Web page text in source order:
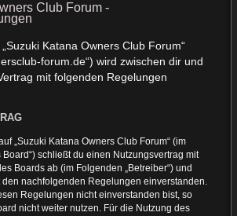
Club Forum -
Katana Owners Club Forum“
forum.de“) wird zwischen dir und
mit folgenden Regelungen
„Suzuki Katana Owners Club Forum“ (im
Board“) schließt du einen Nutzungsvertrag mit
Boards ab (im Folgenden „Betreiber“) und
den nachfolgenden Regelungen einverstanden.
Regelungen nicht einverstanden bist, so
nicht weiter nutzen. Für die Nutzung des